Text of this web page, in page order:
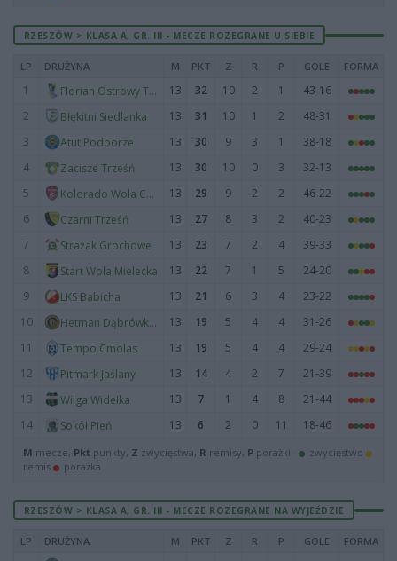
RZESZÓW > KLASA A, GR. III - MECZE ROZEGRANE U SIEBIE
LP DRUŻYNA M PKT Z R P GOLE FORMA
1 Florian Ostrowy Tuszowskie 13 32 10 2 1
43-16
2
Błękitni Siedlanka 13 31 10 1 2
48-31
3
Atut Podborze 13 30 9 3 1
38-18
4
Zacisze Trześń 13 30 10 0 3
32-13
5
Kolorado Wola Chorzelowska 13 29 9 2 2
46-22
6
Czarni Trześń 13 27 8 3 2
40-23
7
Strażak Grochowe 13 23 7 2 4
39-33
8
Start Wola Mielecka 13 22 7 1 5
24-20
9
LKS Babicha 13 21 6 3 4
23-22
10
Hetman Dąbrówka Wisłocka 13 19 5 4 4
31-26
11
Tempo Cmolas 13 19 5 4 4
29-24
12
Pitmark Jaślany 13 14 4 2 7
21-39
13
Wilga Widełka 13 7 1 4 8
21-44
14
Sokół Pień 13 6 2 0 11 18-46
M mecze, Pkt punkty, Z zwycięstwa, R remisy, P porażki ·
zwycięstwo
remis
porażka
RZESZÓW > KLASA A, GR. III - MECZE ROZEGRANE NA WYJEŹDZIE
LP DRUŻYNA M PKT Z R P GOLE FORMA